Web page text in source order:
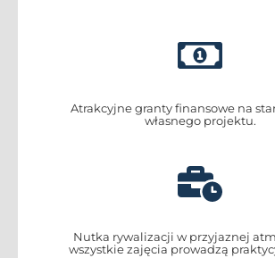
Atrakcyjne granty finansowe na
własnego projektu.
Nutka rywalizacji w przyjaznej
wszystkie zajęcia prowadzą